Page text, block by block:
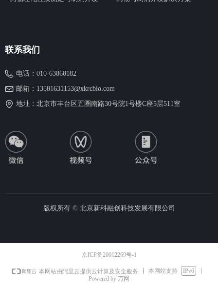
联系我们
电话： 010-63868182
邮箱： 13581631153@xkrcbio.com
地址： 北京市丰台区五圈南路30号院1号楼C座5层511室
版权所有 © 北京新科融创科技发展有限公司
京ICP备20012269号-1
本网站由阿里云提供云计算及安全服务 本网站支持
IPv6
Powered by 万网